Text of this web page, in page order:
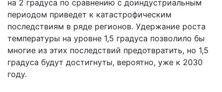
на 2 градуса по сравнению с доиндустриальным
периодом приведет к катастрофическим
последствиям в ряде регионов. Удержание роста
температуры на уровне 1,5 градуса позволило бы
многие из этих последствий предотвратить, но 1,5
градуса будут достигнуты, вероятно, уже к 2030
году.